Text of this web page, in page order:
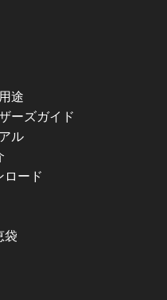
途
ーズガイド
ル
ロード
袋